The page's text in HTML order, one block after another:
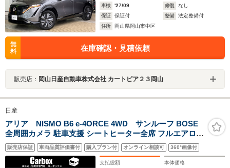
車検
'27/09 修復
なし
保証
保証付 整備
法定整備付
住所
岡山県岡山市中区
無
料
在庫確認・見積依頼
販売店： 岡山日産自動車株式会社 カートピア２３岡山
日産
アリア NISMO B6 e-4ORCE 4WD サンルーフ BOSE
全周囲カメラ 駐車支援 シートヒーター全席 フルエアロ
パワーバックドア パワーシート ワイヤレス充電器 アダプ
ティブクルーズコントロール パワーシート USB ハンド
ルヒーター 禁煙車
販売店保証 車両品質評価書付 購入プラン付 オンライン相談可 360°画像付
支払総額 本体価格